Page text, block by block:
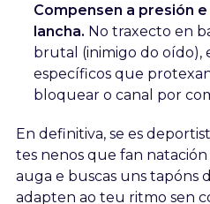
Compensen a presión
lancha. No traxecto en
brutal (inimigo do oído),
específicos que
bloquear o canal por
En definitiva, se es
tes nenos que fan
auga e buscas uns tapóns
adapten ao teu ritmo sen